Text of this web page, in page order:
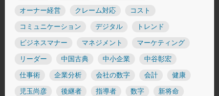
オーナー経営 クレーム対応 コスト
コミュニケーション デジタル トレンド
ビジネスマナー マネジメント マーケティング
リーダー 中国古典 中小企業 中谷彰宏
仕事術 企業分析 会社の数字 会計 健康
児玉尚彦 後継者 指導者 数字 新将命